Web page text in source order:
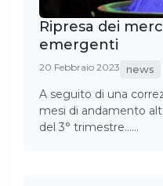
Ripresa dei
emergenti
20 Febbraio 2023 news
A seguito di una
mesi di andamento
del 3° trimestre……